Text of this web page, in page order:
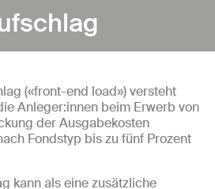
(«front-end load») versteht
Anleger:innen beim Erwerb von
der Ausgabekosten
Fondstyp bis zu fünf Prozent
kann als eine zusätzliche